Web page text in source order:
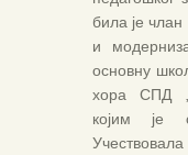
била је
и
основну
хора СПД
којим је